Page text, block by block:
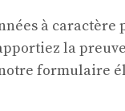
à
la
formulaire